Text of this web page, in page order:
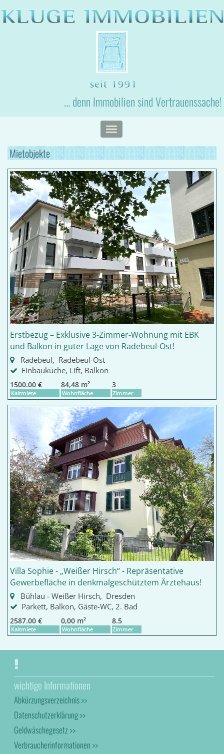
... denn Immobilien sind Vertrauenssache!
Toggle
navigation
Mietobjekte
Erstbezug – Exklusive 3-Zimmer-Wohnung mit EBK
und Balkon in guter Lage von Radebeul-Ost!
Radebeul, Radebeul-Ost
Einbauküche, Lift, Balkon
1500.00 €
Kaltmiete
84,48 m²
Wohnfläche
3
Zimmer
Villa Sophie - „Weißer Hirsch“ - Repräsentative
Gewerbefläche in denkmalgeschütztem Ärztehaus!
Bühlau - Weißer Hirsch, Dresden
Parkett, Balkon, Gäste-WC, 2. Bad
2587.00 €
Kaltmiete
0,00 m²
Wohnfläche
8.5
Zimmer
wichtige Informationen
Abkürzungsverzeichnis >>
Datenschutzerklärung >>
Geldwäschegesetz >>
Verbraucherinformationen >>